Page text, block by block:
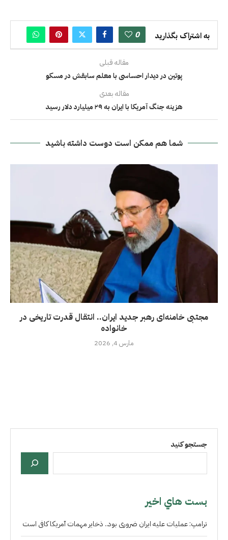
به اشتراک بگذارید 0
مقاله قبلی
پوتین در دیدار احساسی با معلم سابقش در مسکو
مقاله بعدی
هزینه جنگ آمریکا با ایران به ۲۹ میلیارد دلار رسید
شما هم ممکن است دوست داشته باشید
مجتبی خامنه‌ای رهبر جدید ایران.. انتقال قدرت تاریخی در
خانواده
مارس 4, 2026
جستجو کنید
بست هاي اخير
ترامپ: عملیات علیه ایران ضروری بود.. ذخایر مهمات آمریکا کافی است